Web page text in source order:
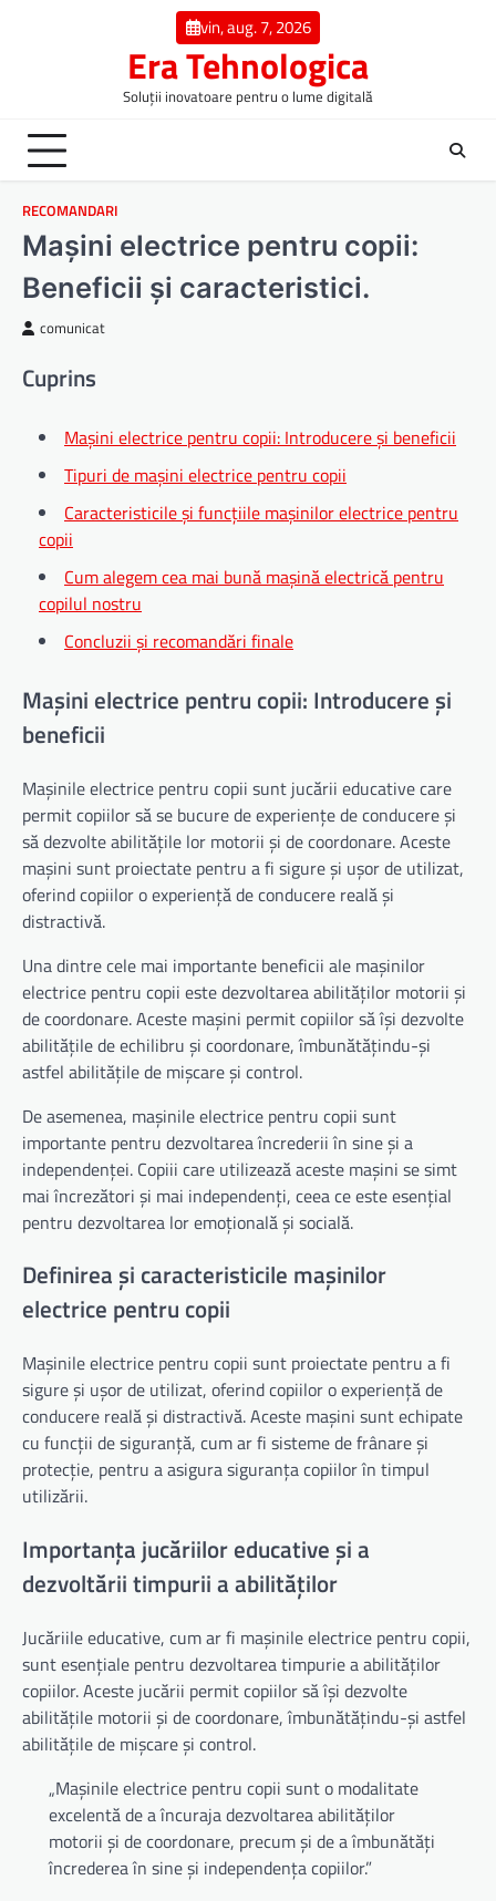
vin, aug. 7, 2026
Era Tehnologica
Soluții inovatoare pentru o lume digitală
RECOMANDARI
Mașini electrice pentru copii:
Beneficii și caracteristici.
comunicat
Cuprins
Mașini electrice pentru copii: Introducere și beneficii
Tipuri de mașini electrice pentru copii
Caracteristicile și funcțiile mașinilor electrice pentru
copii
Cum alegem cea mai bună mașină electrică pentru
copilul nostru
Concluzii și recomandări finale
Mașini electrice pentru copii: Introducere și
beneficii
Mașinile electrice pentru copii sunt jucării educative care
permit copiilor să se bucure de experiențe de conducere și
să dezvolte abilitățile lor motorii și de coordonare. Aceste
mașini sunt proiectate pentru a fi sigure și ușor de utilizat,
oferind copiilor o experiență de conducere reală și
distractivă.
Una dintre cele mai importante beneficii ale mașinilor
electrice pentru copii este dezvoltarea abilităților motorii și
de coordonare. Aceste mașini permit copiilor să își dezvolte
abilitățile de echilibru și coordonare, îmbunătățindu-și
astfel abilitățile de mișcare și control.
De asemenea, mașinile electrice pentru copii sunt
importante pentru dezvoltarea încrederii în sine și a
independenței. Copiii care utilizează aceste mașini se simt
mai încrezători și mai independenți, ceea ce este esențial
pentru dezvoltarea lor emoțională și socială.
Definirea și caracteristicile mașinilor
electrice pentru copii
Mașinile electrice pentru copii sunt proiectate pentru a fi
sigure și ușor de utilizat, oferind copiilor o experiență de
conducere reală și distractivă. Aceste mașini sunt echipate
cu funcții de siguranță, cum ar fi sisteme de frânare și
protecție, pentru a asigura siguranța copiilor în timpul
utilizării.
Importanța jucăriilor educative și a
dezvoltării timpurii a abilităților
Jucăriile educative, cum ar fi mașinile electrice pentru copii,
sunt esențiale pentru dezvoltarea timpurie a abilităților
copiilor. Aceste jucării permit copiilor să își dezvolte
abilitățile motorii și de coordonare, îmbunătățindu-și astfel
abilitățile de mișcare și control.
„Mașinile electrice pentru copii sunt o modalitate
excelentă de a încuraja dezvoltarea abilităților
motorii și de coordonare, precum și de a îmbunătăți
încrederea în sine și independența copiilor.”